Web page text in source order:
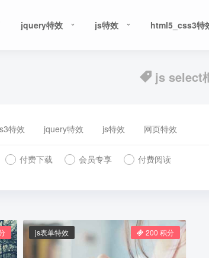
jquery特效 js特效 html5_css3特
js select
特效 jquery特效 js特效 网页特效
付费下载 会员专享
付费阅读
200 积分
js表单特效